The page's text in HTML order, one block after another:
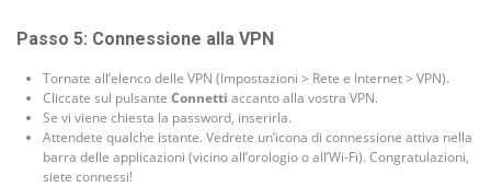
Passo 5: Connessione alla VPN
Tornate all’elenco delle VPN (Impostazioni > Rete e Internet > VPN).
Cliccate sul pulsante Connetti accanto alla vostra VPN.
Se vi viene chiesta la password, inserirla.
Attendete qualche istante. Vedrete un’icona di connessione attiva nella
barra delle applicazioni (vicino all’orologio o all’Wi-Fi). Congratulazioni,
siete connessi!